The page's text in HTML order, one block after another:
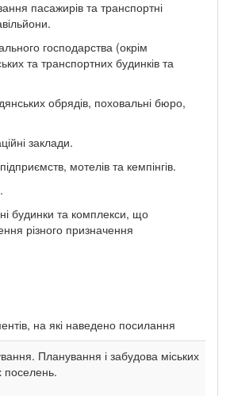
пасажирів та транспортні
господарства (окрім
та транспортних будинків та
обрядів, поховальні бюро,
заклади.
мотелів та кемпінгів.
будинки та комплекси, що
різного призначення
на які наведено посилання
Планування і забудова міських
поселень.